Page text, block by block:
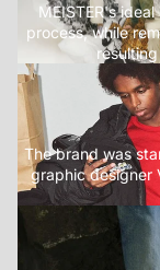
MEISTER's
process, while
The brand was
graphic designer